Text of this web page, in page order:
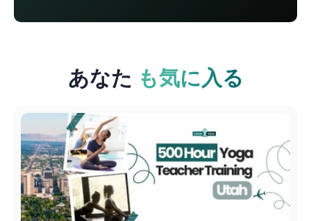
あなた も気に入る